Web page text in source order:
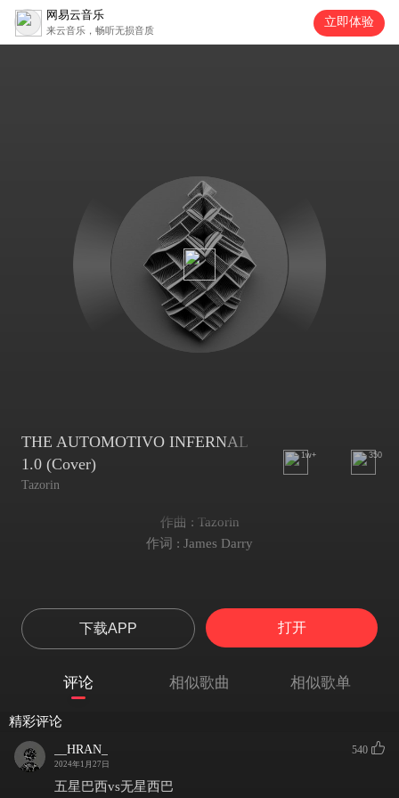
网易云音乐
来云音乐，畅听无损音质
立即体验
THE AUTOMOTIVO INFERNAL
1.0 (Cover)
Tazorin
1w+ 350
作曲 : Tazorin
作词 : James Darry
下载APP 打开
评论 相似歌曲 相似歌单
精彩评论
__HRAN_
2024年1月27日
540
五星巴西vs无星西巴